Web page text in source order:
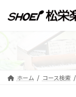
ン
ー
ホーム コース検索